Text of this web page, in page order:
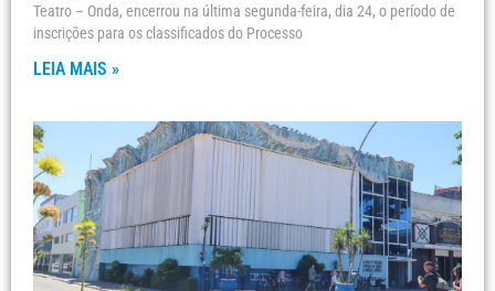
Teatro – Onda, encerrou na última segunda-feira, dia 24, o período de
inscrições para os classificados do Processo
LEIA MAIS »